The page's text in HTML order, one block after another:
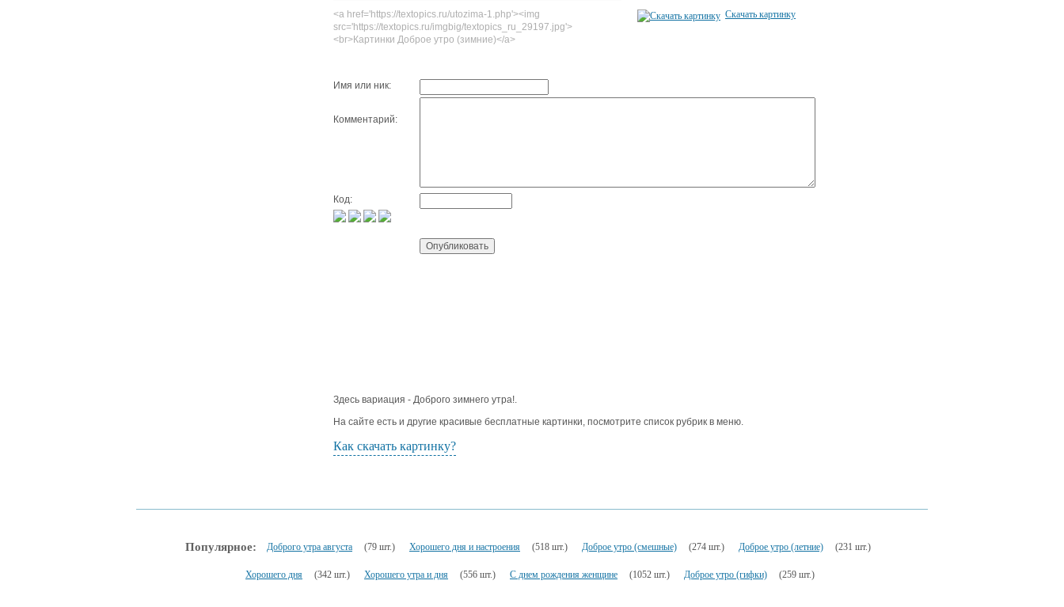
<a href='https://textopics.ru/utozima-1.php'><img
src='https://textopics.ru/imgbig/textopics_ru_29197.jpg'>
<br>Картинки Доброе утро (зимние)</a>
Скачать картинку
Имя или ник:
Комментарий:
Код:
Здесь вариация - Доброго зимнего утра!.
На сайте есть и другие красивые бесплатные картинки, посмотрите список рубрик в меню.
Как скачать картинку?
Популярное: Доброго утра августа (79 шт.) Хорошего дня и настроения (518 шт.) Доброе утро (смешные) (274 шт.) Доброе утро (летние) (231 шт.)
Хорошего дня (342 шт.) Хорошего утра и дня (556 шт.) С днем рождения женщине (1052 шт.) Доброе утро (гифки) (259 шт.)